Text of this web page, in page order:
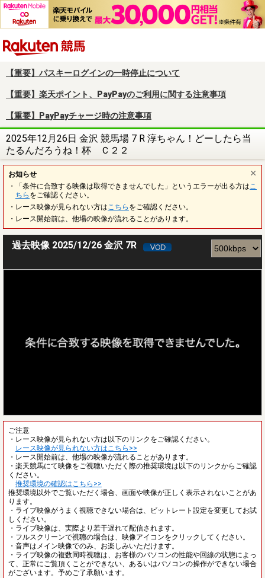
【重要】パスキーログインの一時停止について
【重要】楽天ポイント、PayPayのご利用に関する注意事項
【重要】PayPayチャージ時の注意事項
2025年12月26日 金沢 競馬場 7 R 淳ちゃん！どーしたら当
たるんだろうね！杯 Ｃ２２
お知らせ
・「条件に合致する映像は取得できませんでした」というエラーが出る方は こ
ちら をご確認ください。
・レース映像が見られない方は こちら をご確認ください。
・レース開始前は、他場の映像が流れることがあります。
過去映像 2025/12/26 金沢 7R
ご注意
・レース映像が見られない方は以下のリンクをご確認ください。
レース映像が見られない方はこちら>>
・レース開始前は、他場の映像が流れることがあります。
・楽天競馬にて映像をご視聴いただく際の推奨環境は以下のリンクからご確認
ください。
推奨環境の確認はこちら>>
推奨環境以外でご覧いただく場合、画面や映像が正しく表示されないことがあ
ります。
・ライブ映像がうまく視聴できない場合は、ビットレート設定を変更してお試
しください。
・ライブ映像は、実際より若干遅れて配信されます。
・フルスクリーンで視聴の場合は、映像アイコンをクリックしてください。
・音声はメイン映像でのみ、お楽しみいただけます。
・ライブ映像の複数同時視聴は、お客様のパソコンの性能や回線の状態によっ
て、正常にご覧頂くことができない、あるいはパソコンの操作ができない場合
がございます。予めご了承願います。